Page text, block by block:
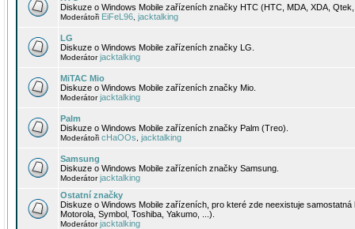
Diskuze o Windows Mobile zařízeních značky HTC (HTC, MDA, XDA,
Moderátoři EiFeL96 jacktalking
LG
Diskuze o Windows Mobile zařízeních značky LG.
Moderátorjacktalking
MiTAC Mio
Diskuze o Windows Mobile zařízeních značky Mio.
Moderátorjacktalking
Palm
Diskuze o Windows Mobile zařízeních značky Palm (Treo).
Moderátoři cHaOOs jacktalking
Samsung
Diskuze o Windows Mobile zařízeních značky Samsung.
Moderátorjacktalking
Ostatní značky
Diskuze o Windows Mobile zařízeních, pro které zde neexistuje
Motorola, Symbol, Toshiba, Yakumo, ...).
Moderátorjacktalking